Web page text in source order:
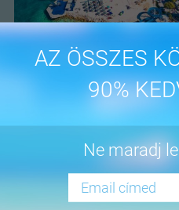
AZ ÖSSZES
90%
Ne maradj
-16%